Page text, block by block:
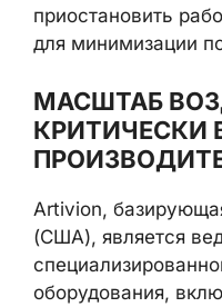
приостановить
для минимизации
МАСШТАБ
КРИТИЧЕСКИ
Artivion,
(США), является
оборудования,